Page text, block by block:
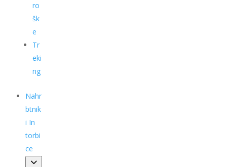
ro
šk
e
Tr
eki
ng
Nahr
btnik
i In
torbi
ce